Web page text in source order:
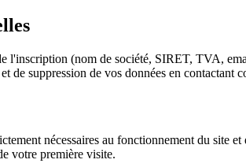
l'inscription (nom de société, SIRET, TVA,
de suppression de vos données en contactant
nécessaires au fonctionnement du site
votre première visite.